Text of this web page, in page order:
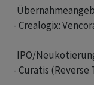
- Crealogix:
IPO/
- Curatis (Reverse